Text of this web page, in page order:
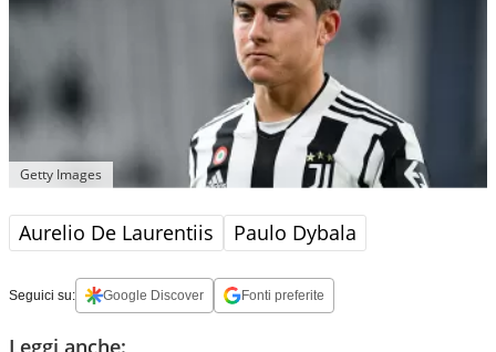
Getty Images
Aurelio De Laurentiis Paulo Dybala
Seguici su: Google Discover Fonti preferite
Leggi anche: